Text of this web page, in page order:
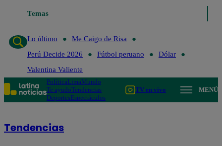
Temas
Lo último
Me Caigo de Risa
Perú Decide 2026
Fútbol peruano
Dólar
Valentina Valiente
PolíticaLimaMundo
Te ayudoTendencias
DeportesEspectáculos
TV en vivo MENÚ
Tendencias